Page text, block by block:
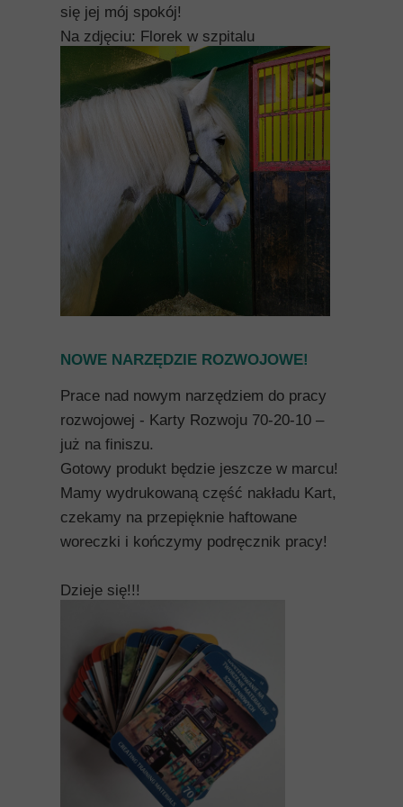
się jej mój spokój!
Na zdjęciu: Florek w szpitalu
NOWE NARZĘDZIE ROZWOJOWE!
Prace nad nowym narzędziem do pracy
rozwojowej - Karty Rozwoju 70-20-10 –
już na finiszu.
Gotowy produkt będzie jeszcze w marcu!
Mamy wydrukowaną część nakładu Kart,
czekamy na przepięknie haftowane
woreczki i kończymy podręcznik pracy!
Dzieje się!!!